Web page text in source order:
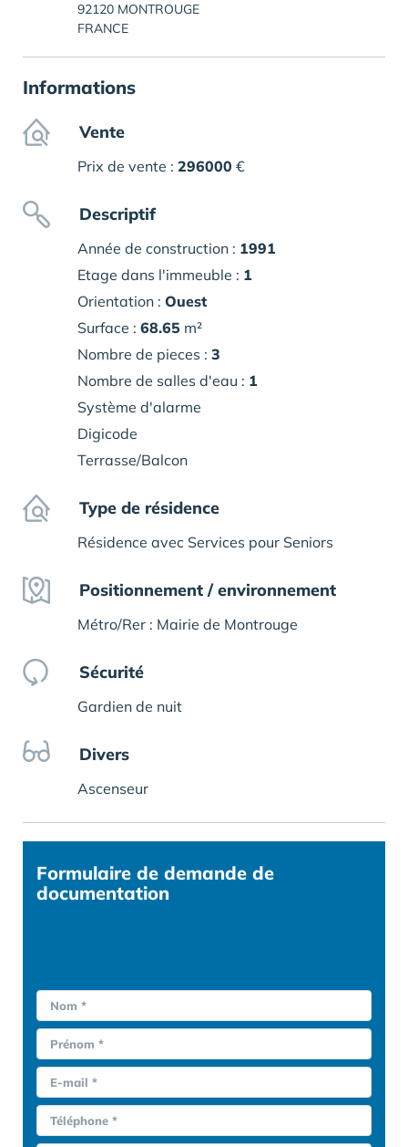
92120 MONTROUGE
FRANCE
Informations
Vente
Prix de vente : 296000 €
Descriptif
Année de construction : 1991
Etage dans l'immeuble : 1
Orientation : Ouest
Surface : 68.65 m²
Nombre de pieces : 3
Nombre de salles d'eau : 1
Système d'alarme
Digicode
Terrasse/Balcon
Type de résidence
Résidence avec Services pour Seniors
Positionnement / environnement
Métro/Rer : Mairie de Montrouge
Sécurité
Gardien de nuit
Divers
Ascenseur
Formulaire de demande de
documentation
Nom *
Prénom *
E-mail *
Téléphone *